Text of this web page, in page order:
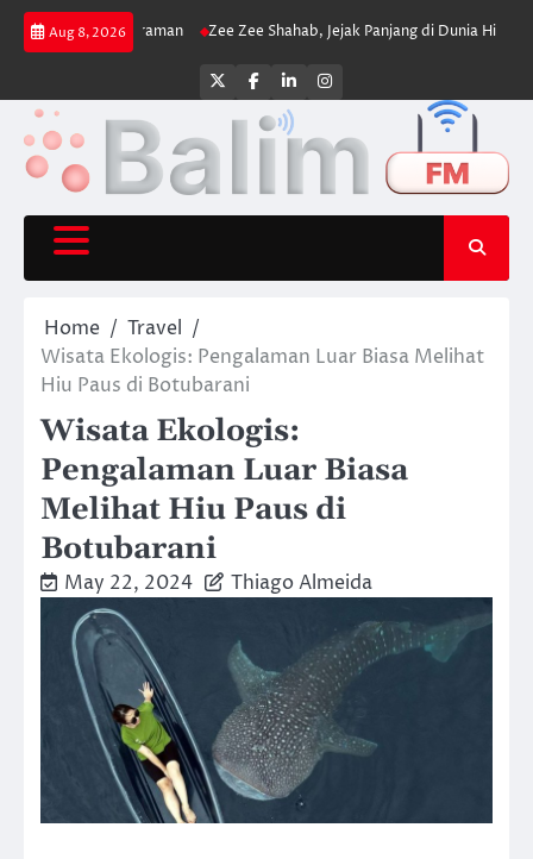
Skip
Aug 8, 2026Zee Zee Shahab, Jejak Panjang di Dunia Hiburan Danau
Twitter
Facebook
LinkedInInstagram
Home
Travel
Wisata Ekologis: Pengalaman Luar Biasa Melihat
Hiu Paus di Botubarani
Wisata Ekologis:
Pengalaman Luar Biasa
Melihat Hiu Paus di
Botubarani
May 22, 2024 Thiago Almeida